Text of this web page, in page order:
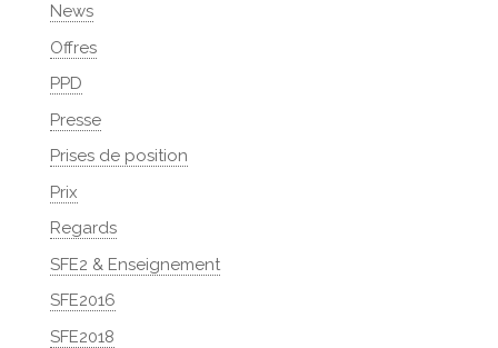
News
Offres
PPD
Presse
Prises de position
Prix
Regards
SFE2 & Enseignement
SFE2016
SFE2018